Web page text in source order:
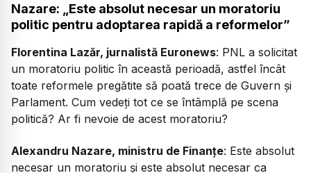
Nazare: „Este absolut necesar un moratoriu
politic pentru adoptarea rapidă a reformelor”
Florentina Lazăr, jurnalistă Euronews: PNL a solicitat
un moratoriu politic în această perioadă, astfel încât
toate reformele pregătite să poată trece de Guvern și
Parlament. Cum vedeți tot ce se întâmplă pe scena
politică? Ar fi nevoie de acest moratoriu?
Alexandru Nazare, ministru de Finanțe: Este absolut
necesar un moratoriu și este absolut necesar ca